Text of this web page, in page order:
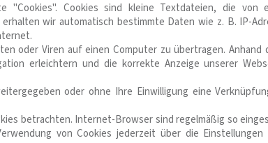
"Cookies". Cookies sind kleine Textdateien, die von
wir automatisch bestimmte Daten wie z. B. IP-
oder Viren auf einen Computer zu übertragen. Anhand
erleichtern und die korrekte Anzeige unserer
oder ohne Ihre Einwilligung eine
betrachten. Internet-Browser sind regelmäßig so
von Cookies jederzeit über die Einstellungen